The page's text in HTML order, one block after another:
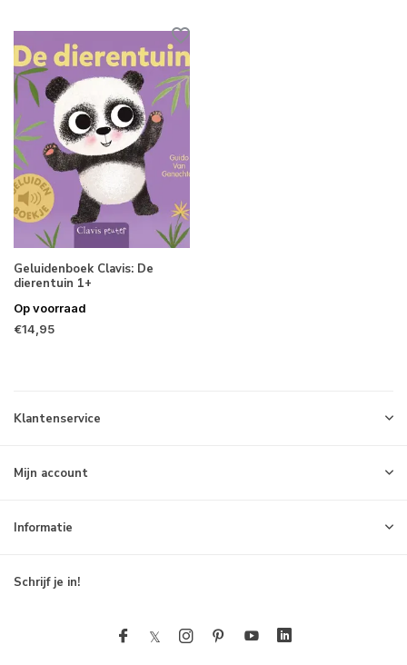
Geluidenboek Clavis: De
dierentuin 1+
Op voorraad
€14,95
Klantenservice
Mijn account
Informatie
Schrijf je in!